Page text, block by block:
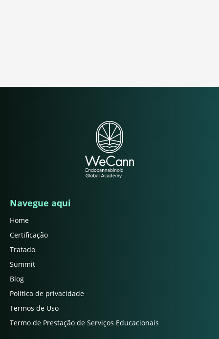
Navegue aqui
Home
Certificação
Tratado
Summit
Blog
Política de privacidade
Termos de Uso
Termo de Prestação de Serviços Educacionais